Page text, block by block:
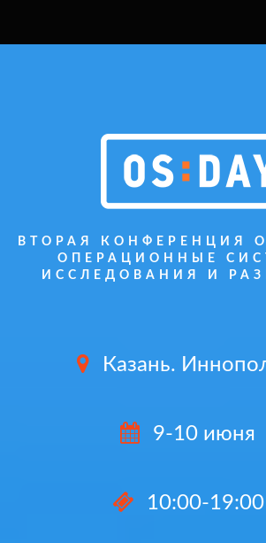
ВТОРАЯ КОНФЕРЕНЦИЯ
ОПЕРАЦИОННЫЕ
ИССЛЕДОВАНИЯ И
Казань.
9-10 июня
10:00-19:00